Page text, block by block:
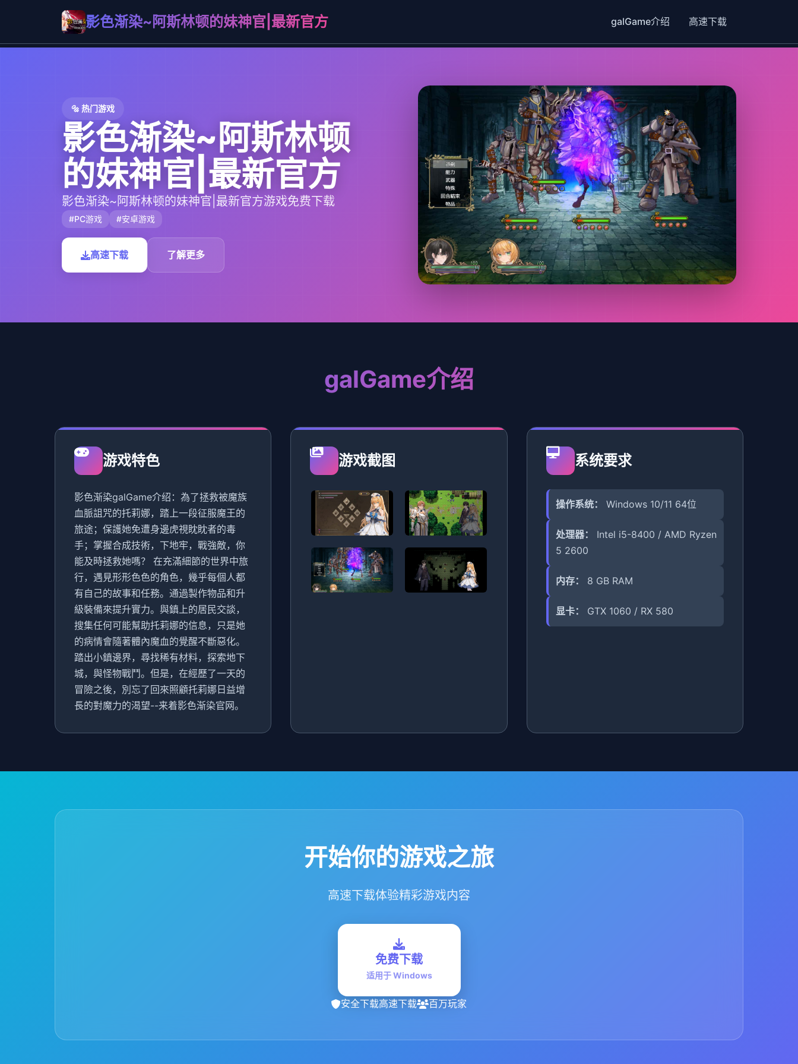
影色渐染~阿斯林顿的妹神官|最新官方 galGame介绍 高速下载
🔩 热门游戏
影色渐染~阿斯林顿
的妹神官|最新官方
影色渐染~阿斯林顿的妹神官|最新官方游戏免费下载
#PC游戏 #安卓游戏
高速下载 了解更多
galGame介绍
游戏特色
影色渐染galGame介绍：為了拯救被魔族
血脈詛咒的托莉娜，踏上一段征服魔王的
旅途；保護她免遭身邊虎視眈眈者的毒
手；掌握合成技術，下地牢，戰強敵，你
能及時拯救她嗎？ 在充滿細節的世界中旅
行，遇見形形色色的角色，幾乎每個人都
有自己的故事和任務。通過製作物品和升
級裝備來提升實力。與鎮上的居民交談，
搜集任何可能幫助托莉娜的信息，只是她
的病情會隨著體內魔血的覺醒不斷惡化。
踏出小鎮邊界，尋找稀有材料，探索地下
城，與怪物戰鬥。但是，在經歷了一天的
冒險之後，別忘了回來照顧托莉娜日益增
長的對魔力的渴望--来着影色渐染官网。
游戏截图 系统要求
操作系统： Windows 10/11 64位
处理器：
Intel i5-8400 / AMD Ryzen
5 2600
内存： 8 GB RAM
显卡： GTX 1060 / RX 580
开始你的游戏之旅
高速下载体验精彩游戏内容
免费下载
适用于 Windows
安全下载高速下载 百万玩家